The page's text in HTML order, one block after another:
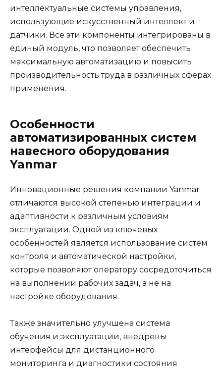
интеллектуальные системы управления,
использующие искусственный интеллект и
датчики. Все эти компоненты интегрированы в
единый модуль, что позволяет обеспечить
максимальную автоматизацию и повысить
производительность труда в различных сферах
применения.
Особенности
автоматизированных систем
навесного оборудования
Yanmar
Инновационные решения компании Yanmar
отличаются высокой степенью интеграции и
адаптивности к различным условиям
эксплуатации. Одной из ключевых
особенностей является использование систем
контроля и автоматической настройки,
которые позволяют оператору сосредоточиться
на выполнении рабочих задач, а не на
настройке оборудования.
Также значительно улучшена система
обучения и эксплуатации, внедрены
интерфейсы для дистанционного
мониторинга и диагностики состояния